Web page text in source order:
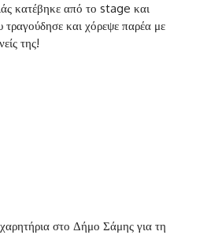
κατέβηκε από το stage και
τραγούδησε και χόρεψε παρέα με
της!
στο Δήμο Σάμης για τη